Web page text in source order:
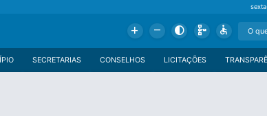
Add Remove Contrast Schema Accessible
LICITAÇÕES
CONSELHOS
SECRETARIAS